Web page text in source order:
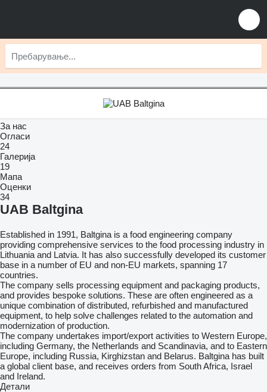
За нас
Огласи
24
Галерија
19
Мапа
Оценки
34
UAB Baltgina
Established in 1991, Baltgina is a food engineering company
providing comprehensive services to the food processing industry in
Lithuania and Latvia. It has also successfully developed its customer
base in a number of EU and non-EU markets, spanning 17
countries.
The company sells processing equipment and packaging products,
and provides bespoke solutions. These are often engineered as a
unique combination of distributed, refurbished and manufactured
equipment, to help solve challenges related to the automation and
modernization of production.
The company undertakes import/export activities to Western Europe,
including Germany, the Netherlands and Scandinavia, and to Eastern
Europe, including Russia, Kirghizstan and Belarus. Baltgina has built
a global client base, and receives orders from South Africa, Israel
and Ireland.
Детали